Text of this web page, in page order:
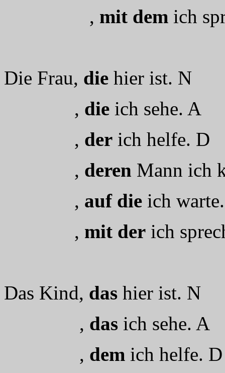
, mit dem ich
Die Frau, die hier ist. N
, die ich sehe. A
, der ich helfe. D
, deren Mann ich
, auf die ich
, mit der ich
Das Kind, das hier ist. N
, das ich sehe. A
, dem ich helfe. D